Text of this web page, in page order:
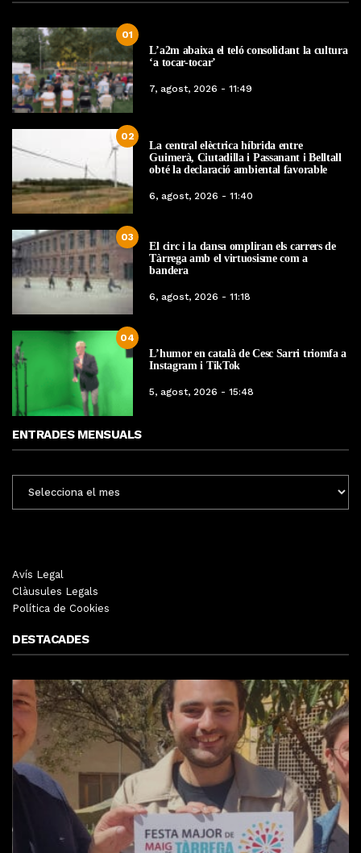
01
L’a2m abaixa el teló consolidant la cultura
‘a tocar-tocar’
7, agost, 2026 - 11:49
02
La central elèctrica híbrida entre
Guimerà, Ciutadilla i Passanant i Belltall
obté la declaració ambiental favorable
6, agost, 2026 - 11:40
03
El circ i la dansa ompliran els carrers de
Tàrrega amb el virtuosisme com a
bandera
6, agost, 2026 - 11:18
04
L’humor en català de Cesc Sarri triomfa a
Instagram i TikTok
5, agost, 2026 - 15:48
ENTRADES MENSUALS
MENSUALS
Avís Legal
Clàusules Legals
Política de Cookies
DESTACADES